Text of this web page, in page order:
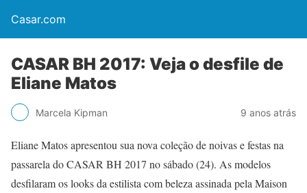
Casar.com
CASAR BH 2017: Veja o desfile de
Eliane Matos
Marcela Kipman 9 anos atrás
Eliane Matos apresentou sua nova coleção de noivas e festas na
passarela do CASAR BH 2017 no sábado (24). As modelos
desfilaram os looks da estilista com beleza assinada pela Maison